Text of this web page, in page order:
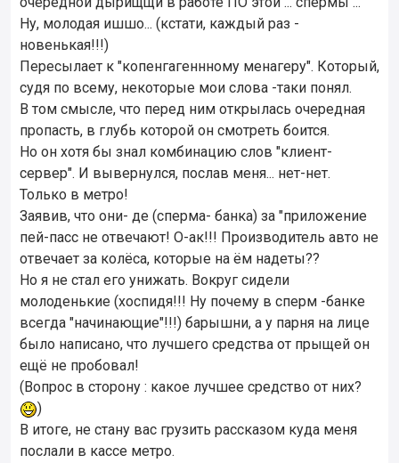
Ну, молодая ишшо... (кстати, каждый раз -
новенькая!!!)
Пересылает к "копенгагеннному менагеру". Который,
судя по всему, некоторые мои слова -таки понял.
В том смысле, что перед ним открылась очередная
пропасть, в глубь которой он смотреть боится.
Но он хотя бы знал комбинацию слов "клиент-
сервер". И вывернулся, послав меня... нет-нет.
Только в метро!
Заявив, что они- де (сперма- банка) за "приложение
пей-пасс не отвечают! О-ак!!! Производитель авто не
отвечает за колёса, которые на ём надеты??
Но я не стал его унижать. Вокруг сидели
молоденькие (хоспидя!!! Ну почему в сперм -банке
всегда "начинающие"!!!) барышни, а у парня на лице
было написано, что лучшего средства от прыщей он
ещё не пробовал!
(Вопрос в сторону : какое лучшее средство от них?
)
В итоге, не стану вас грузить рассказом куда меня
послали в кассе метро.